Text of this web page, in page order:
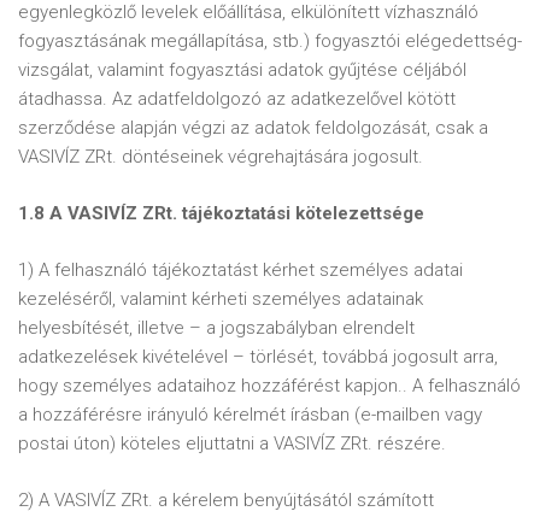
egyenlegközlő levelek előállítása, elkülönített vízhasználó
fogyasztásának megállapítása, stb.) fogyasztói elégedettség-
vizsgálat, valamint fogyasztási adatok gyűjtése céljából
átadhassa. Az adatfeldolgozó az adatkezelővel kötött
szerződése alapján végzi az adatok feldolgozását, csak a
VASIVÍZ ZRt. döntéseinek végrehajtására jogosult.
1.8 A VASIVÍZ ZRt. tájékoztatási kötelezettsége
1) A felhasználó tájékoztatást kérhet személyes adatai
kezeléséről, valamint kérheti személyes adatainak
helyesbítését, illetve – a jogszabályban elrendelt
adatkezelések kivételével – törlését, továbbá jogosult arra,
hogy személyes adataihoz hozzáférést kapjon.. A felhasználó
a hozzáférésre irányuló kérelmét írásban (e-mailben vagy
postai úton) köteles eljuttatni a VASIVÍZ ZRt. részére.
2) A VASIVÍZ ZRt. a kérelem benyújtásától számított